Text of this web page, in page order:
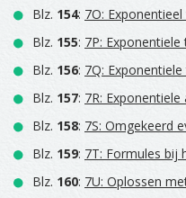
Blz. 154: 7O:
Blz. 155: 7P:
Blz. 156: 7Q:
Blz. 157: 7R:
Blz. 158: 7S: Omgekeerd
Blz. 159: 7T: Formules bij
Blz. 160: 7U: Oplossen